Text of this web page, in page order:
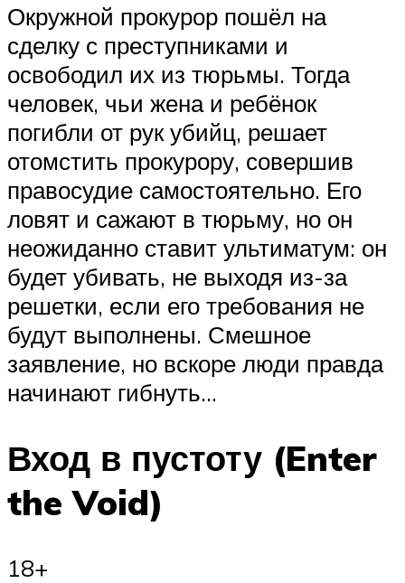
Окружной прокурор пошёл на
сделку с преступниками и
освободил их из тюрьмы. Тогда
человек, чьи жена и ребёнок
погибли от рук убийц, решает
отомстить прокурору, совершив
правосудие самостоятельно. Его
ловят и сажают в тюрьму, но он
неожиданно ставит ультиматум: он
будет убивать, не выходя из-за
решетки, если его требования не
будут выполнены. Смешное
заявление, но вскоре люди правда
начинают гибнуть…
Вход в пустоту (Enter
the Void)
18+